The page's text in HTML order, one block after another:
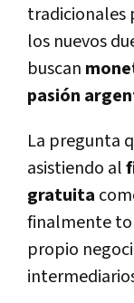
tradicionales
los nuevos
buscan
pasión
La pregunta
asistiendo al
gratuita
finalmente
propio